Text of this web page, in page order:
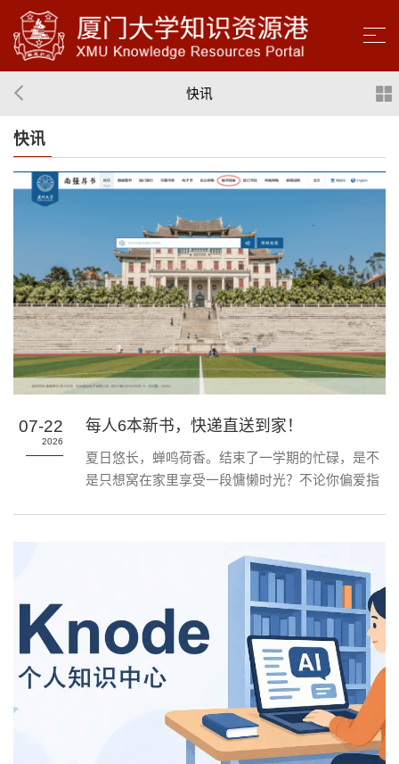
快讯
快讯
07-22
2026
每人6本新书，快递直送到家！
夏日悠长，蝉鸣荷香。结束了一学期的忙碌，是不
是只想窝在家里享受一段慵懒时光？不论你偏爱指
书到家”活动来了！新书快递直达手中，让你足不出